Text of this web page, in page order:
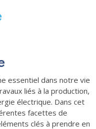
essentiel dans notre vie
liés à la production,
électrique. Dans cet
facettes de
clés à prendre en